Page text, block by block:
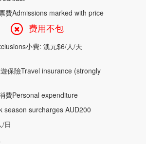
費Admissions marked with price
费用不包
小費: 澳元$6/人/天
保險Travel insurance (strongly
費Personal expenditure
season surcharges AUD200
日